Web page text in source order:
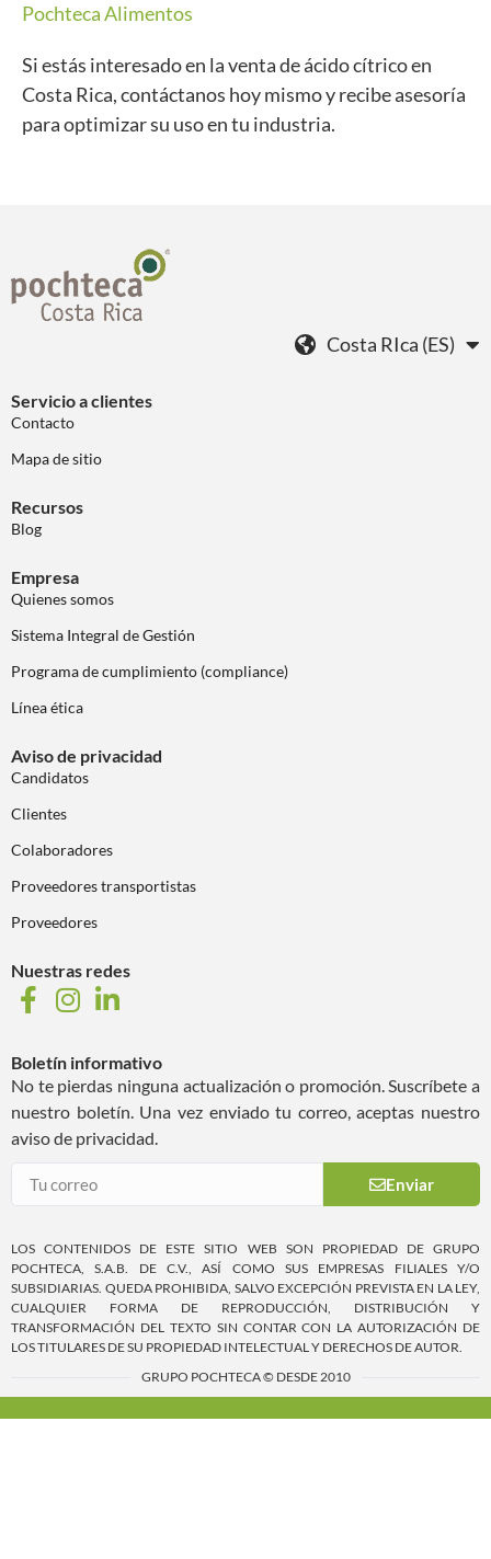
Pochteca Alimentos
Si estás interesado en la venta de ácido cítrico en
Costa Rica, contáctanos hoy mismo y recibe asesoría
para optimizar su uso en tu industria.
Costa RIca (ES)
Servicio a clientes
Contacto
Mapa de sitio
Recursos
Blog
Empresa
Quienes somos
Sistema Integral de Gestión
Programa de cumplimiento (compliance)
Línea ética
Aviso de privacidad
Candidatos
Clientes
Colaboradores
Proveedores transportistas
Proveedores
Nuestras redes
Boletín informativo
No te pierdas ninguna actualización o promoción. Suscríbete a
nuestro boletín. Una vez enviado tu correo, aceptas nuestro
aviso de privacidad.
Enviar
LOS CONTENIDOS DE ESTE SITIO WEB SON PROPIEDAD DE GRUPO
POCHTECA, S.A.B. DE C.V., ASÍ COMO SUS EMPRESAS FILIALES Y/O
SUBSIDIARIAS. QUEDA PROHIBIDA, SALVO EXCEPCIÓN PREVISTA EN LA LEY,
CUALQUIER FORMA DE REPRODUCCIÓN, DISTRIBUCIÓN Y
TRANSFORMACIÓN DEL TEXTO SIN CONTAR CON LA AUTORIZACIÓN DE
LOS TITULARES DE SU PROPIEDAD INTELECTUAL Y DERECHOS DE AUTOR.
GRUPO POCHTECA © DESDE 2010